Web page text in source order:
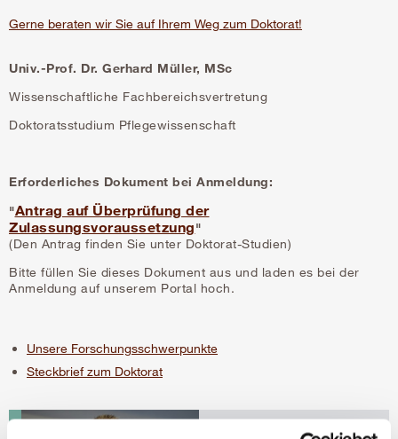
Gerne beraten wir Sie auf Ihrem Weg zum Doktorat!
Univ.-Prof. Dr. Gerhard Müller, MSc
Wissenschaftliche Fachbereichsvertretung
Doktoratsstudium Pflegewissenschaft
Erforderliches Dokument bei Anmeldung:
"Antrag auf Überprüfung der
Zulassungsvoraussetzung"
(Den Antrag finden Sie unter Doktorat-Studien)
Bitte füllen Sie dieses Dokument aus und laden es bei der
Anmeldung auf unserem Portal hoch.
Unsere Forschungsschwerpunkte
Steckbrief zum Doktorat